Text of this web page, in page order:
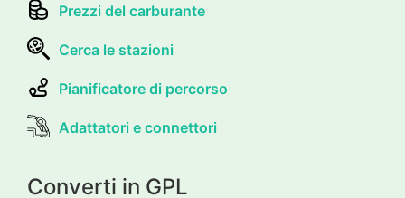
Prezzi del carburante
Cerca le stazioni
Pianificatore di percorso
Adattatori e connettori
Converti in GPL